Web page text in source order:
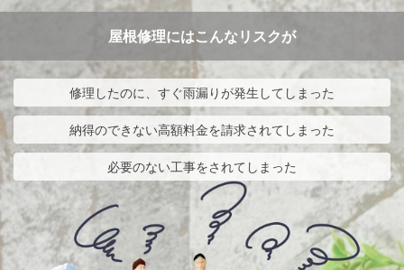
屋根修理にはこんなリスクが
修理したのに、すぐ雨漏りが発生してしまった
納得のできない高額料金を請求されてしまった
必要のない工事をされてしまった